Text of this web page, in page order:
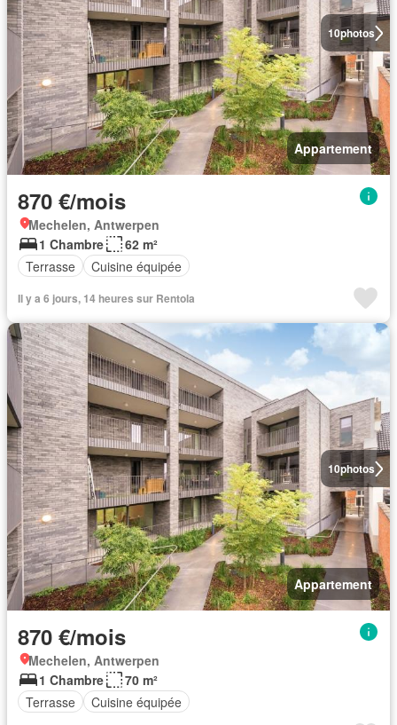
10photos
Appartement
870 €/mois
Mechelen, Antwerpen
1 Chambre
62 m²
Terrasse
Cuisine équipée
Il y a 6 jours, 14 heures sur Rentola
10photos
Appartement
870 €/mois
Mechelen, Antwerpen
1 Chambre
70 m²
Terrasse
Cuisine équipée